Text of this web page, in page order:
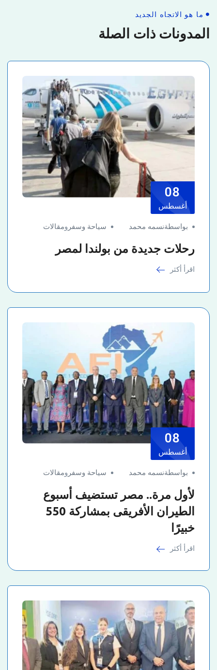
ما هو الاتجاه الجديد
المدونات ذات الصلة
08
أغسطس
بواسطةنسمه محمد سياحة وسفر ومقالات
رحلات جديدة من بولندا لمصر
اقرأ أكثر
08
أغسطس
بواسطةنسمه محمد سياحة وسفر ومقالات
لأول مرة.. مصر تستضيف أسبوع
الطيران الأفريقى بمشاركة 550
خبيرًا
اقرأ أكثر